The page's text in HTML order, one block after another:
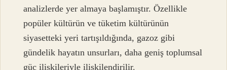
analizlerde yer almaya başlamıştır. Özellikle
popüler kültürün ve tüketim kültürünün
siyasetteki yeri tartışıldığında, gazoz gibi
gündelik hayatın unsurları, daha geniş toplumsal
güç ilişkileriyle ilişkilendirilir.